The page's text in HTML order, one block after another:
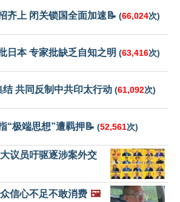
齐上 闭关锁国全面加速📝 (66,024次)
日本 专家批缺乏自知之明 (63,416次)
共同反制中共印太行动 (61,092次)
“极端思想”遭羁押📝 (52,561次)
议员吁驱逐涉案外交
信心不足不敢消费 🖼️